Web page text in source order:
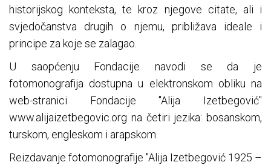
historijskog konteksta, te kroz njegove citate, ali i
svjedočanstva drugih o njemu, približava ideale i
principe za koje se zalagao.
U saopćenju Fondacije navodi se da je
fotomonografija dostupna u elektronskom obliku na
web-stranici Fondacije "Alija Izetbegović"
www.alijaizetbegovic.org na četiri jezika: bosanskom,
turskom, engleskom i arapskom.
Reizdavanje fotomonografije "Alija Izetbegović 1925 –